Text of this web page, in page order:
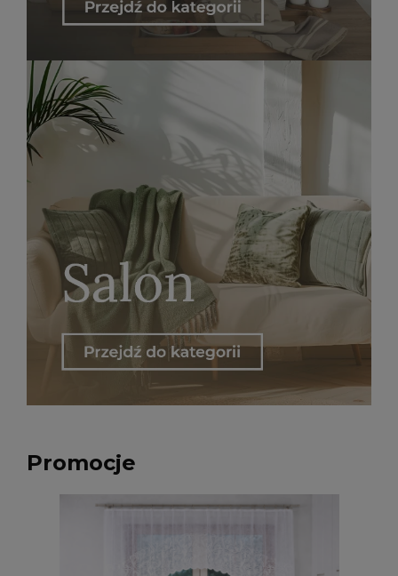
Promocje